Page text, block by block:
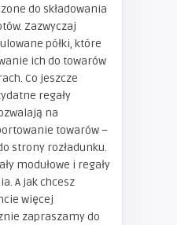
do składowania
Zazwyczaj
półki, które
ich do towarów
Co jeszcze
regały
na
towarów –
strony rozładunku.
modułowe i regały
A jak chcesz
więcej
zapraszamy do